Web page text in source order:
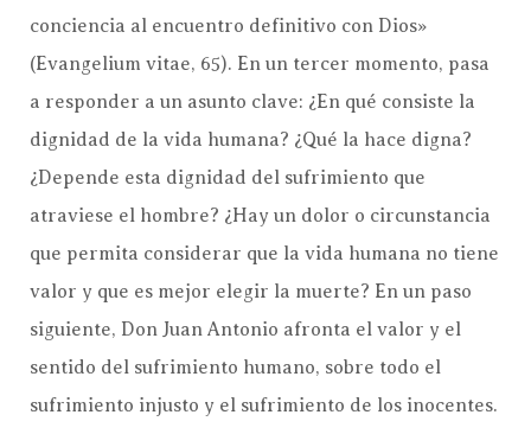
conciencia al encuentro definitivo con Dios»
(Evangelium vitae, 65). En un tercer momento, pasa
a responder a un asunto clave: ¿En qué consiste la
dignidad de la vida humana? ¿Qué la hace digna?
¿Depende esta dignidad del sufrimiento que
atraviese el hombre? ¿Hay un dolor o circunstancia
que permita considerar que la vida humana no tiene
valor y que es mejor elegir la muerte? En un paso
siguiente, Don Juan Antonio afronta el valor y el
sentido del sufrimiento humano, sobre todo el
sufrimiento injusto y el sufrimiento de los inocentes.